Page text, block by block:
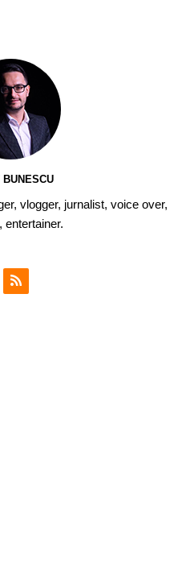
BUNESCU
vlogger, jurnalist, voice over,
entertainer.